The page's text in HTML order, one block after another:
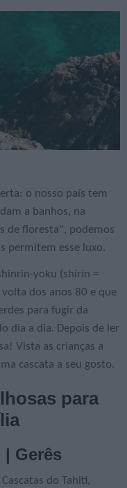
o nosso país tem
a banhos, na
de floresta", podemos
permitem esse luxo.
yoku (shirin =
dos anos 80 e que
para fugir da
dia a dia. Depois de ler
Vista as crianças a
cascata a seu gosto.
para
Gerês
do Tahiti,